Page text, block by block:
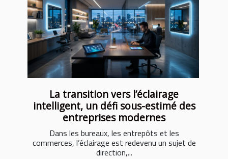
La transition vers l’éclairage
intelligent, un défi sous-estimé des
entreprises modernes
Dans les bureaux, les entrepôts et les
commerces, l’éclairage est redevenu un sujet de
direction,...